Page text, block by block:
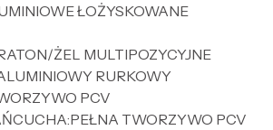
ŁOŻYSKOWANE
ŻEL MULTIPOZYCYJNE
RURKOWY
PCV
TWORZYWO PCV